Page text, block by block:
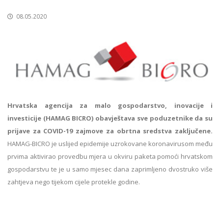
08.05.2020
Hrvatska agencija za malo gospodarstvo, inovacije i
investicije (HAMAG BICRO) obavještava sve poduzetnike da su
prijave za COVID-19 zajmove za obrtna sredstva zaključene.
HAMAG-BICRO je uslijed epidemije uzrokovane koronavirusom među
prvima aktivirao provedbu mjera u okviru paketa pomoći hrvatskom
gospodarstvu te je u samo mjesec dana zaprimljeno dvostruko više
zahtjeva nego tijekom cijele protekle godine.